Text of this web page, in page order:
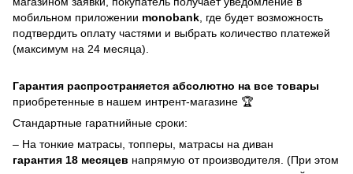
мобильном приложении monobank , где будет возможность
подтвердить оплату частями и выбрать количество платежей
(максимум на 24 месяца).
Гарантия распространяется абсолютно на все товары
приобретенные в нашем интрент-магазине 🏆
Стандартные гаратнийные сроки:
– На тонкие матрасы, топперы, матрасы на диван
гарантия 18 месяцев напрямую от производителя. (При этом